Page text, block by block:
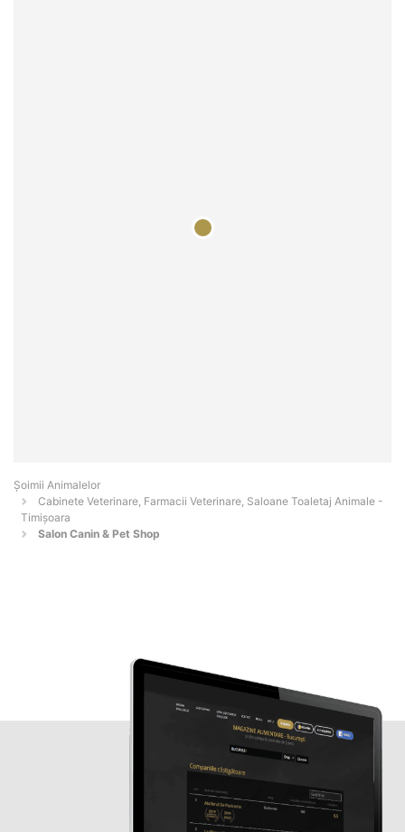
Şoimii Animalelor
Cabinete Veterinare, Farmacii Veterinare, Saloane Toaletaj Animale -
Timişoara
Salon Canin & Pet Shop